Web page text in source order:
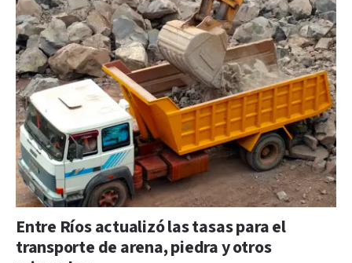
Entre Ríos actualizó las tasas para el
transporte de arena, piedra y otros